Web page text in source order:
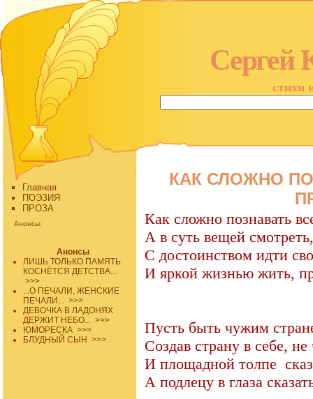
Сергей
стихи
Главная
ПОЭЗИЯ
ПРОЗА
Анонсы:
Анонсы
ЛИШЬ ТОЛЬКО ПАМЯТЬ
КОСНЁТСЯ ДЕТСТВА...
>>>
...О ПЕЧАЛИ, ЖЕНСКИЕ
ПЕЧАЛИ... >>>
ДЕВОЧКА В ЛАДОНЯХ
ДЕРЖИТ НЕБО... >>>
ЮМОРЕСКА >>>
БЛУДНЫЙ СЫН >>>
КАК СЛОЖНО
Как сложно познавать
А в суть вещей
С достоинством идти
И яркой жизнью жить,
Пусть быть чужим
Создав страну в себе,
И площадной толпе
А подлецу в глаза